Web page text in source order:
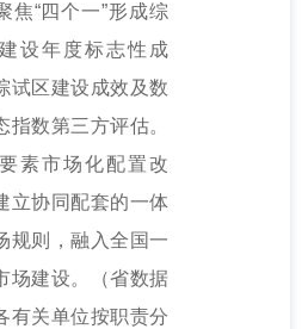
焦“四个一”形成综
设年度标志性成
试区建设成效及数
指数第三方评估。
素市场化配置改
立协同配套的一体
规则，融入全国一
场建设。（省数据
有关单位按职责分